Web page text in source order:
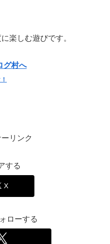
楽しむ遊びです。
リンク
する
X
ローする